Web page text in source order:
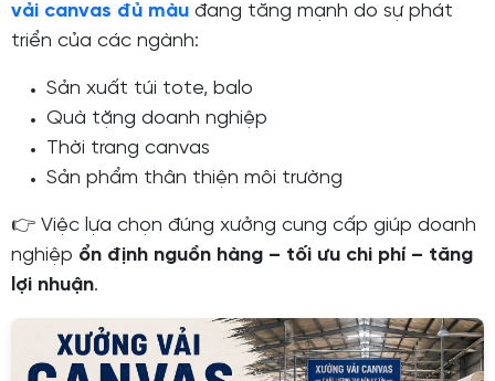
vải canvas đủ màu đang tăng mạnh do sự phát
triển của các ngành:
Sản xuất túi tote, balo
Quà tặng doanh nghiệp
Thời trang canvas
Sản phẩm thân thiện môi trường
👉 Việc lựa chọn đúng xưởng cung cấp giúp doanh
nghiệp ổn định nguồn hàng – tối ưu chi phí – tăng
lợi nhuận.